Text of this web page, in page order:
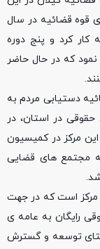
قوه قضائیه در سال
کار کرد و پنج دوره
که در حال حاضر
دستیابی مردم به
در استان، در
مرکز در کمیسیون
مجتمع های قضایی
مرکز است که در جهت
رایگان به عامه ی
توسعه و گسترش